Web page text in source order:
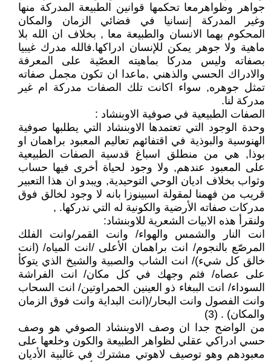
جواهر وظواهرمعا تحكمها قوانين الطبيعة المدركة منها
وغير المدركة إنسانيا في فضائي الزمان والمكان
المحكوم بهما الانسان والطبيعة معا , بخلاف ان الله بلا
ماهية ولا جوهر يمكن للإنسان ادراكها.فالله مدرك غيبيا
بصفاته وليس مدركا بماهيته العصّية على المعرفة
والادراك الحسي والذهني ,ماعدا ان تكون مجمل صفاته
تمثل جوهره, سواء اكانت تلك الصفات مدركة ام غير
مدركة لنا.
الصفات الطبيعية في صوفية الاوبنشاد :
وحدة الوجود التي تعتمدها الاوبنشاد التي يطلبها صوفية
الهنوسية والبوذية في اقتفائهم تعاليم المعبود براهمان او
بوذا, هي من منطلق اسباغ قدسية الصفات الطبيعية
على المعبود عندهم, ولا وجود لحياة أخرى فيها حساب
وثواب بخلاف اديان الوحي التوحيدية, ويبدو ان هذا التعبير
قريب من فهمنا لمقولة اسبينوزا بانه لا وجود لخالق فوق
مدركات صفاته الأرضية والكونية له التي ندركها. ,
ولنقرأ هذه الابيات الشعرية للاوبنشاد:
انت النار والشمس والهواء/ وانت القمر/وانت الفلك
المرصّع بالنجوم/ انت براهمان الأعلى /انت المياه/ (انت
خالق كل شيء)/ انت الشاب والصبية والشيخ الذي يتوكأ
على عصاه/ فثم وجهك في كل مكان/ انت الفراشة
السوداء/ انت الببغاء ذو العينين الحمراوتين/ انت السحاب
وانت الفصول وانت البحار/(انت البداية وانت فوق الزمان
والمكان) . (3)
من الواضح جدا ان وصف الاوبنشاد الصوفي هو وصف
حسي ادراكي عقلي لظواهر الطبيعة والكون وخلعها على
معبودهم وهو توصيف لاهوتي مشترك في غالبية الأديان